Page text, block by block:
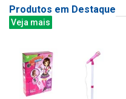
Produtos em Destaque
Veja mais